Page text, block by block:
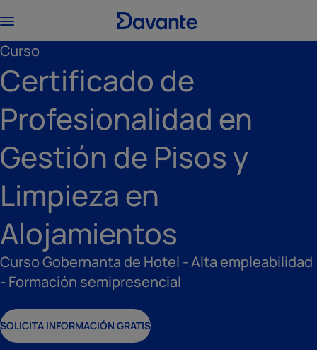
Curso
Certificado de
Profesionalidad en
Gestión de Pisos y
Limpieza en
Alojamientos
Curso Gobernanta de Hotel - Alta empleabilidad
- Formación semipresencial
SOLICITA INFORMACIÓN GRATIS